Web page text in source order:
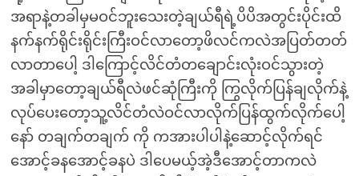
အရာနဲ့တခါမှမဝင်ဘူးသေးတဲ့ချယ်ရီရဲ့ပိပိအတွင်းပိုင်းထိ
နက်နက်ရိုင်းရိုင်းကြီးဝင်လာတော့ဖိလင်ကလဲအပြတ်တတ်
လာတာပေါ့ ဒါကြောင့်လိင်တံတချောင်းလုံးဝင်သွားတဲ့
အခါမှာတော့ချယ်ရီလဲဖင်ဆုံကြီးကို ကြွလိုက်ပြန်ချလိုက်နဲ့
လုပ်ပေးတော့သူ့လိင်တံလဲဝင်လာလိုက်ပြန်ထွက်လိုက်ပေါ့
နော် တချက်တချက် ကို ကအားပါပါနဲ့ဆောင့်လိုက်ရင်
အောင့်ခနအောင့်ခနပဲ ဒါပေမယ့်အဲ့ဒီအောင့်တာကလဲ